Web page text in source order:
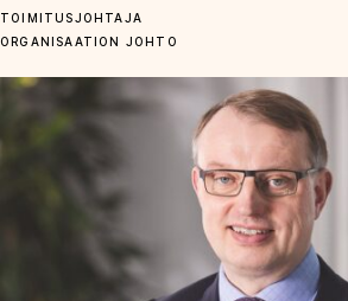
TOIMITUSJOHTAJA
ORGANISAATION JOHTO